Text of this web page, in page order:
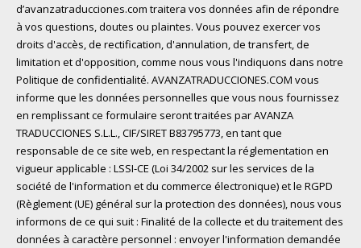
d’avanzatraducciones.com traitera vos données afin de répondre
à vos questions, doutes ou plaintes. Vous pouvez exercer vos
droits d'accès, de rectification, d'annulation, de transfert, de
limitation et d'opposition, comme nous vous l'indiquons dans notre
Politique de confidentialité. AVANZATRADUCCIONES.COM vous
informe que les données personnelles que vous nous fournissez
en remplissant ce formulaire seront traitées par AVANZA
TRADUCCIONES S.L.L., CIF/SIRET B83795773, en tant que
responsable de ce site web, en respectant la réglementation en
vigueur applicable : LSSI-CE (Loi 34/2002 sur les services de la
société de l'information et du commerce électronique) et le RGPD
(Règlement (UE) général sur la protection des données), nous vous
informons de ce qui suit : Finalité de la collecte et du traitement des
données à caractère personnel : envoyer l'information demandée